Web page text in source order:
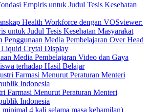
Health Workforce dengan VOSviewer:
untuk Judul Tesis Kesehatan Masyarakat
Penggunaan Media Pembelajaran Over Head
Liquid Crytal Display
Media Pembelajaran Video dan Gaya
terhadap Hasil Belajar
Farmasi Menurut Peraturan Menteri
Indonesia